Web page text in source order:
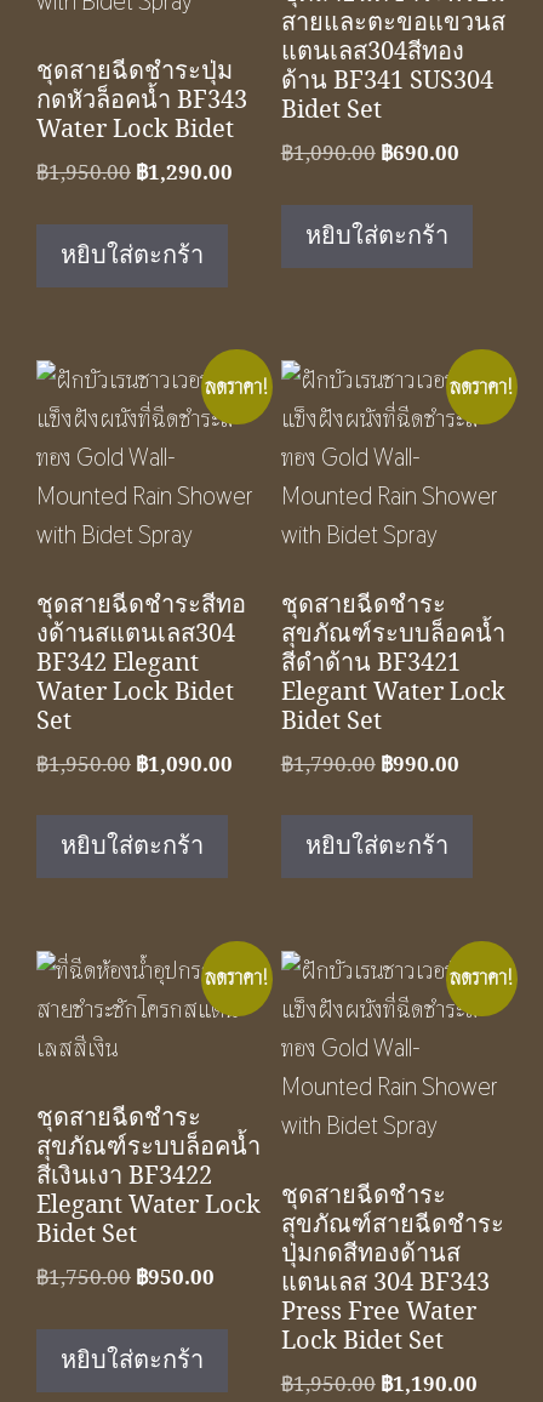
ชุดสายฉีดชำระปุ่ม
กดหัวล็อคน้ำ BF343
Water Lock Bidet
฿1,950.00 Original
฿1,950.00.
฿1,290.00 Current
฿1,290.00.
หยิบใส่ตะกร้า
สายและตะขอแขวนส
แตนเลส304สีทอง
ด้าน BF341 SUS304
Bidet Set
฿1,090.00 Original
฿1,090.00.
฿690.00Current
หยิบใส่ตะกร้า
ลดราคา!
ชุดสายฉีดชำระสีทอ
งด้านสแตนเลส304
BF342 Elegant
Water Lock Bidet
Set
฿1,950.00 Original
฿1,950.00.
฿1,090.00 Current
฿1,090.00.
หยิบใส่ตะกร้า
ลดราคา!
ชุดสายฉีดชำระ
สุขภัณฑ์ระบบล็อคน้ำ
สีดำด้าน BF3421
Elegant Water Lock
Bidet Set
฿1,790.00 Original
฿1,790.00.
฿990.00Current
หยิบใส่ตะกร้า
ลดราคา!
ชุดสายฉีดชำระ
สุขภัณฑ์ระบบล็อคน้ำ
สีเงินเงา BF3422
Elegant Water Lock
Bidet Set
฿1,750.00 Original
฿1,750.00.
฿950.00 Current
฿950.00.
หยิบใส่ตะกร้า
ลดราคา!
ชุดสายฉีดชำระ
สุขภัณฑ์สายฉีดชำระ
ปุ่มกดสีทองด้านส
แตนเลส 304 BF343
Press Free Water
Lock Bidet Set
฿1,950.00 Original
฿1,190.00